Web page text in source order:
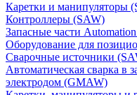
Каретки и манипуляторы
Контроллеры (SAW)
Запасные части
Оборудование для
Сварочные источники
Автоматическая сварка в
электродом (GMAW)